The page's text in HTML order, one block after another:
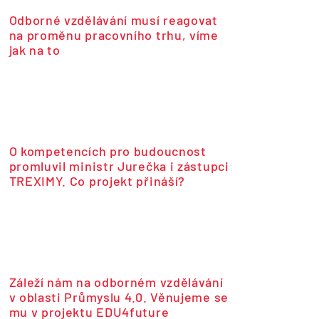
Odborné vzdělávání musí reagovat
na proměnu pracovního trhu, víme
jak na to
O kompetencích pro budoucnost
promluvil ministr Jurečka i zástupci
TREXIMY. Co projekt přináší?
Záleží nám na odborném vzdělávání
v oblasti Průmyslu 4.0. Věnujeme se
mu v projektu EDU4future